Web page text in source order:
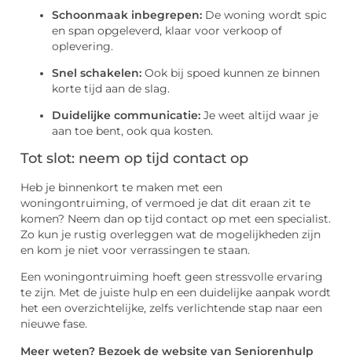
Schoonmaak inbegrepen: De woning wordt spic
en span opgeleverd, klaar voor verkoop of
oplevering.
Snel schakelen: Ook bij spoed kunnen ze binnen
korte tijd aan de slag.
Duidelijke communicatie: Je weet altijd waar je
aan toe bent, ook qua kosten.
Tot slot: neem op tijd contact op
Heb je binnenkort te maken met een
woningontruiming, of vermoed je dat dit eraan zit te
komen? Neem dan op tijd contact op met een specialist.
Zo kun je rustig overleggen wat de mogelijkheden zijn
en kom je niet voor verrassingen te staan.
Een woningontruiming hoeft geen stressvolle ervaring
te zijn. Met de juiste hulp en een duidelijke aanpak wordt
het een overzichtelijke, zelfs verlichtende stap naar een
nieuwe fase.
Meer weten? Bezoek de website van Seniorenhulp